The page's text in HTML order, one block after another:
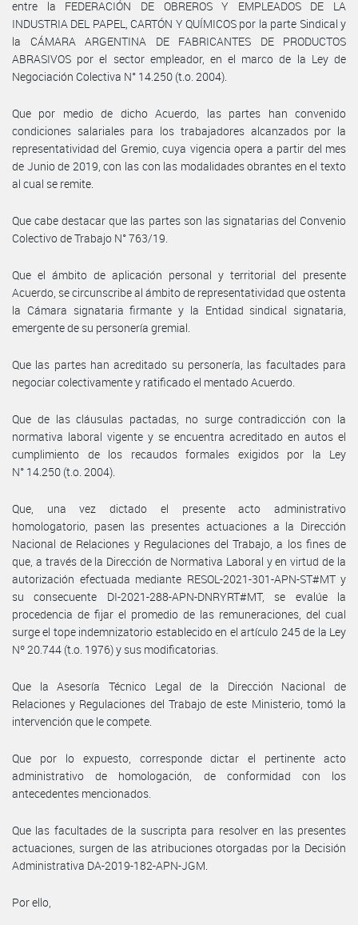
entre la FEDERACIÓN DE OBREROS Y EMPLEADOS DE LA
INDUSTRIA DEL PAPEL, CARTÓN Y QUÍMICOS por la parte Sindical y
la CÁMARA ARGENTINA DE FABRICANTES DE PRODUCTOS
ABRASIVOS por el sector empleador, en el marco de la Ley de
Negociación Colectiva N° 14.250 (t.o. 2004).
Que por medio de dicho Acuerdo, las partes han convenido
condiciones salariales para los trabajadores alcanzados por la
representatividad del Gremio, cuya vigencia opera a partir del mes
de Junio de 2019, con las con las modalidades obrantes en el texto
al cual se remite.
Que cabe destacar que las partes son las signatarias del Convenio
Colectivo de Trabajo N° 763/19.
Que el ámbito de aplicación personal y territorial del presente
Acuerdo, se circunscribe al ámbito de representatividad que ostenta
la Cámara signataria firmante y la Entidad sindical signataria,
emergente de su personería gremial.
Que las partes han acreditado su personería, las facultades para
negociar colectivamente y ratificado el mentado Acuerdo.
Que de las cláusulas pactadas, no surge contradicción con la
normativa laboral vigente y se encuentra acreditado en autos el
cumplimiento de los recaudos formales exigidos por la Ley
N° 14.250 (t.o. 2004).
Que, una vez dictado el presente acto administrativo
homologatorio, pasen las presentes actuaciones a la Dirección
Nacional de Relaciones y Regulaciones del Trabajo, a los fines de
que, a través de la Dirección de Normativa Laboral y en virtud de la
autorización efectuada mediante RESOL-2021-301-APN-ST#MT y
su consecuente DI-2021-288-APN-DNRYRT#MT, se evalúe la
procedencia de fijar el promedio de las remuneraciones, del cual
surge el tope indemnizatorio establecido en el artículo 245 de la Ley
Nº 20.744 (t.o. 1976) y sus modificatorias.
Que la Asesoría Técnico Legal de la Dirección Nacional de
Relaciones y Regulaciones del Trabajo de este Ministerio, tomó la
intervención que le compete.
Que por lo expuesto, corresponde dictar el pertinente acto
administrativo de homologación, de conformidad con los
antecedentes mencionados.
Que las facultades de la suscripta para resolver en las presentes
actuaciones, surgen de las atribuciones otorgadas por la Decisión
Administrativa DA-2019-182-APN-JGM.
Por ello,